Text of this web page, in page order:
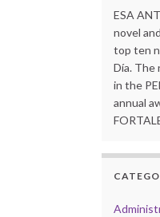
ESA
novel
top ten
Día. The
in the
annual